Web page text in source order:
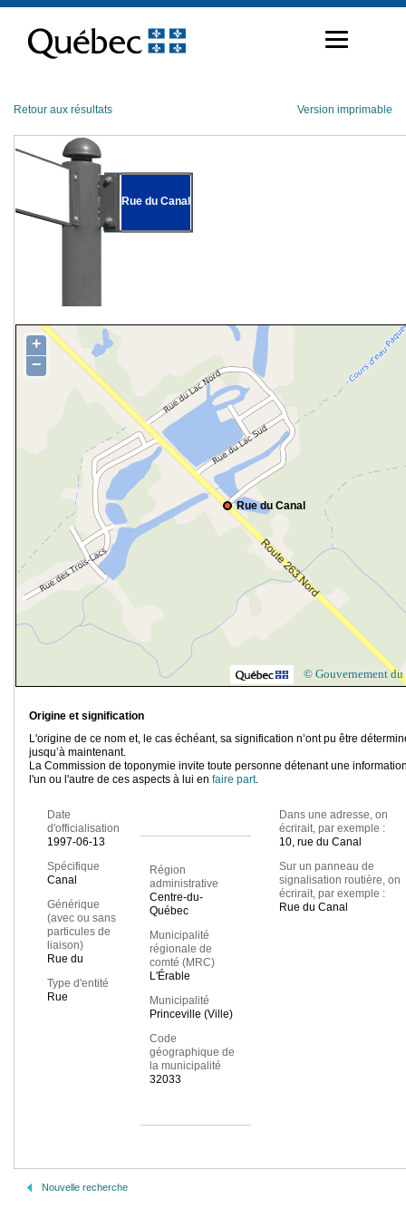
contenu
Retour aux résultats Version imprimable
Rue du Canal
Rue du Canal
+
−
© Gouvernement du
Origine et signification
L'origine de ce nom et, le cas échéant, sa signification n’ont pu être
jusqu’à maintenant.
La Commission de toponymie invite toute personne détenant une
l'un ou l'autre de ces aspects à lui en faire part.
Date
d'officialisation
1997-06-13
Spécifique
Canal
Générique
(avec ou sans
particules de
liaison)
Rue du
Type d'entité
Rue
Région
administrative
Centre-du-
Québec
Municipalité
régionale de
comté (MRC)
L'Érable
Municipalité
Princeville (Ville)
Code
géographique de
la municipalité
32033
Dans une adresse, on
écrirait, par exemple :
10, rue du Canal
Sur un panneau de
signalisation routière, on
écrirait, par exemple :
Rue du Canal
Nouvelle recherche